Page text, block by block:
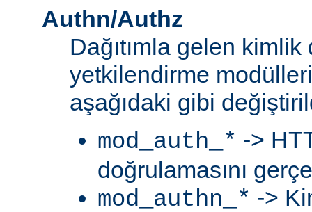
Authn/Authz
Dağıtımla gelen
yetkilendirme
aşağıdaki gibi
mod_auth_* ->
doğrulamasını
mod_authn_* ->